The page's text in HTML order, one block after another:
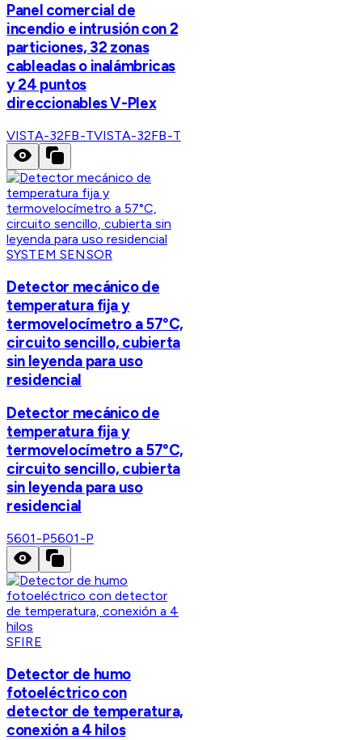
Panel comercial de
incendio e intrusión con 2
particiones, 32 zonas
cableadas o inalámbricas
y 24 puntos
direccionables V-Plex
VISTA-32FB-TVISTA-32FB-T
SYSTEM SENSOR
Detector mecánico de
temperatura fija y
termovelocímetro a 57°C,
circuito sencillo, cubierta
sin leyenda para uso
residencial
Detector mecánico de
temperatura fija y
termovelocímetro a 57°C,
circuito sencillo, cubierta
sin leyenda para uso
residencial
5601-P5601-P
SFIRE
Detector de humo
fotoeléctrico con
detector de temperatura,
conexión a 4 hilos